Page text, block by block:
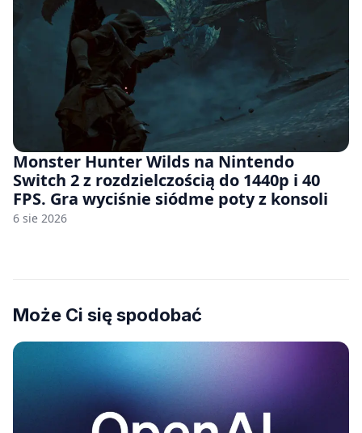
Monster Hunter Wilds na Nintendo
Switch 2 z rozdzielczością do 1440p i 40
FPS. Gra wyciśnie siódme poty z konsoli
6 sie 2026
Może Ci się spodobać